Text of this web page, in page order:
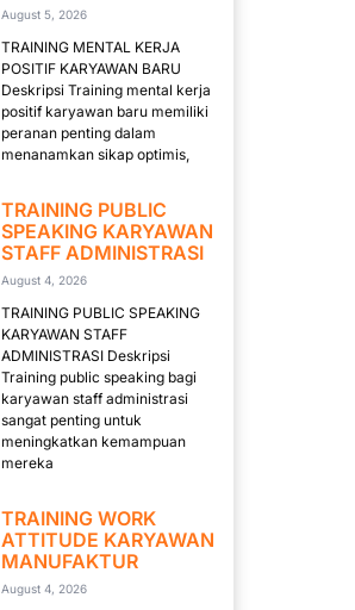
August 5, 2026
TRAINING MENTAL KERJA
POSITIF KARYAWAN BARU
Deskripsi Training mental kerja
positif karyawan baru memiliki
peranan penting dalam
menanamkan sikap optimis,
TRAINING PUBLIC
SPEAKING KARYAWAN
STAFF ADMINISTRASI
August 4, 2026
TRAINING PUBLIC SPEAKING
KARYAWAN STAFF
ADMINISTRASI Deskripsi
Training public speaking bagi
karyawan staff administrasi
sangat penting untuk
meningkatkan kemampuan
mereka
TRAINING WORK
ATTITUDE KARYAWAN
MANUFAKTUR
August 4, 2026